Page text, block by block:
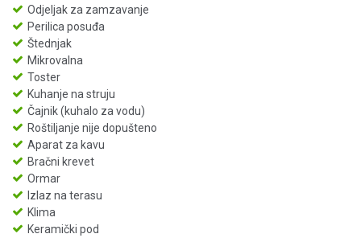
Odjeljak za zamzavanje
Perilica posuđa
Štednjak
Mikrovalna
Toster
Kuhanje na struju
Čajnik (kuhalo za vodu)
Roštiljanje nije dopušteno
Aparat za kavu
Bračni krevet
Ormar
Izlaz na terasu
Klima
Keramički pod